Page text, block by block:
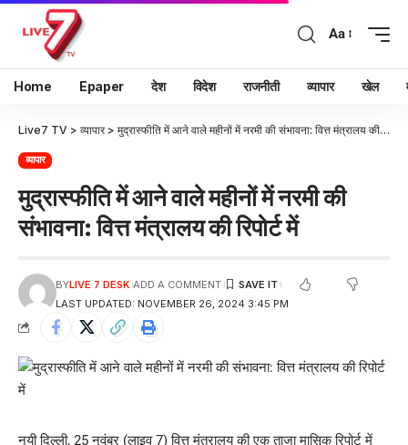
Aa
Home Epaper देश विदेश राजनीती व्यापार खेल
Live7 TV > व्यापार> मुद्रास्फीति में आने वाले महीनों में नरमी की संभावना: वित्त मंत्रालय की रिपोर्ट में
व्यापार
मुद्रास्फीति में आने वाले महीनों में नरमी की
संभावना: वित्त मंत्रालय की रिपोर्ट में
LAST UPDATED: NOVEMBER 26, 2024 3:45 PM
BYLIVE 7 DESK ADD A COMMENT
नयी दिल्ली, 25 नवंबर (लाइव 7) वित्त मंत्रालय की एक ताजा मासिक रिपोर्ट में